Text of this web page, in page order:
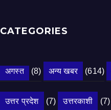
CATEGORIES
अगस्त (8) अन्य खबर (614)
उत्तर प्रदेश (7) उत्तरकाशी (7)